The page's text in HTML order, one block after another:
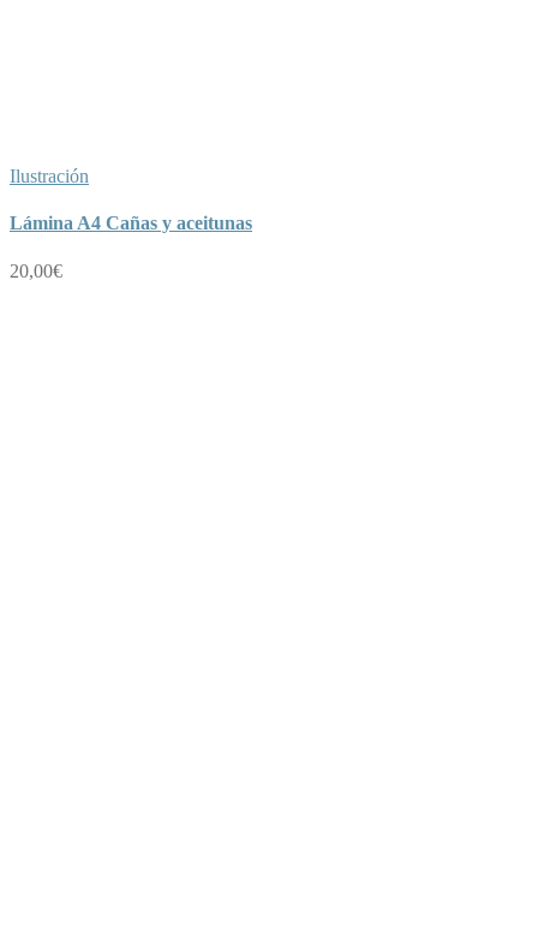
Ilustración
Lámina A4 Cañas y aceitunas
20,00€